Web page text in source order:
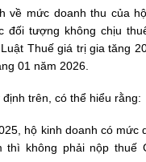
về mức doanh thu của
đối tượng không chịu
Luật Thuế giá trị gia tăng
01 năm 2026.
trên, có thể hiểu rằng:
hộ kinh doanh có mức
thì không phải nộp thuế